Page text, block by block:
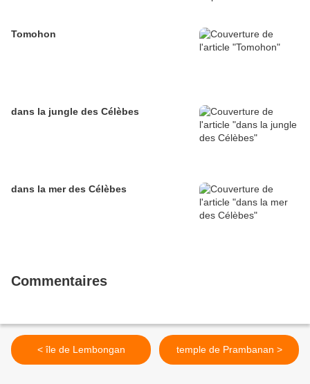
Tomohon
dans la jungle des Célèbes
dans la mer des Célèbes
Commentaires
< île de Lembongan temple de Prambanan >